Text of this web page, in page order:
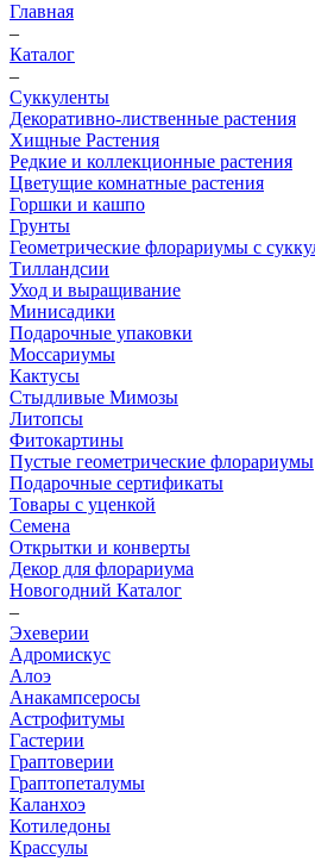
Главная
–
Каталог
–
Суккуленты
Декоративно-лиственные растения
Хищные Растения
Редкие и коллекционные растения
Цветущие комнатные растения
Горшки и кашпо
Грунты
Геометрические флорариумы с
Тилландсии
Уход и выращивание
Минисадики
Подарочные упаковки
Моссариумы
Кактусы
Стыдливые Мимозы
Литопсы
Фитокартины
Пустые геометрические флорариумы
Подарочные сертификаты
Товары с уценкой
Семена
Открытки и конверты
Декор для флорариума
Новогодний Каталог
–
Эхеверии
Адромискус
Алоэ
Анакампсеросы
Астрофитумы
Гастерии
Граптоверии
Граптопеталумы
Каланхоэ
Котиледоны
Крассулы